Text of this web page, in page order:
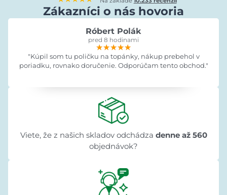
Zákazníci o nás hovoria
Róbert Polák
pred 8 hodinami
★★★★★
★★★★★
★★★★★
"Kúpil som tu poličku na topánky, nákup prebehol v
poriadku, rovnako doručenie. Odporúčam tento obchod."
Viete, že z našich skladov odchádza denne až 560
objednávok?